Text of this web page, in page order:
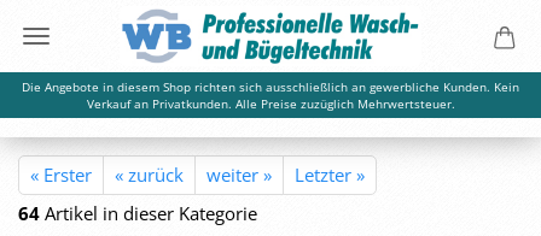
Die Angebote in diesem Shop richten sich ausschließlich an gewerbliche Kunden. Kein
Verkauf an Privatkunden. Alle Preise zuzüglich Mehrwertsteuer.
« Erster « zurück weiter »
Letzter »
64 Artikel in dieser Kategorie